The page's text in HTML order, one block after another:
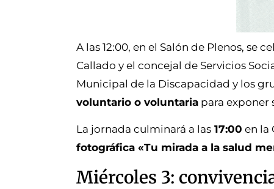
A las 12:00, en el Salón de Plenos, se
Callado y el concejal de Servicios
Municipal de la Discapacidad y los
voluntario o voluntaria para exponer
La jornada culminará a las 17:00 en la
fotográfica «Tu mirada a la salud
Miércoles 3: